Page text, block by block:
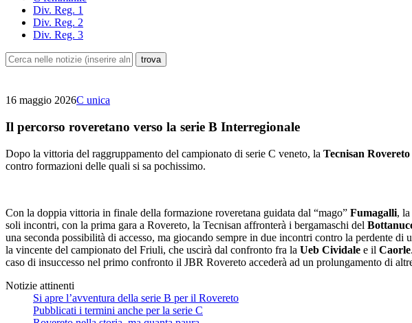
Div. Reg. 1
Div. Reg. 2
Div. Reg. 3
16 maggio 2026C unica
Il percorso roveretano verso la serie B Interregionale
Dopo la vittoria del raggruppamento del campionato di serie C veneto, la Tecnisan Rovereto
contro formazioni delle quali si sa pochissimo.
Con la doppia vittoria in finale della formazione roveretana guidata dal “mago” Fumagalli, la
soli incontri, con la prima gara a Rovereto, la Tecnisan affronterà i bergamaschi del
una seconda possibilità di accesso, ma giocando sempre in due incontri contro la perdente di
la vincente del campionato del Friuli, che uscirà dal confronto fra la Ueb Cividale e il Caorle
caso di insuccesso nel primo confronto il JBR Rovereto accederà ad un prolungamento di
Notizie attinenti
Si apre l’avventura della serie B per il Rovereto
Pubblicati i termini anche per la serie C